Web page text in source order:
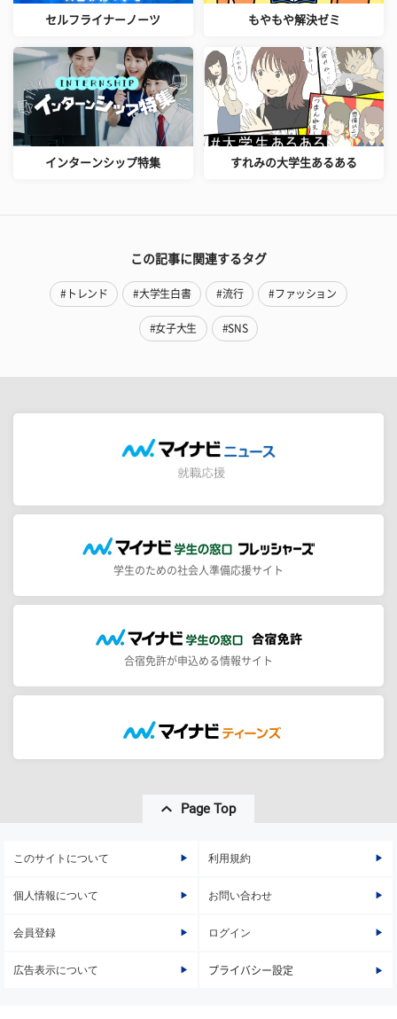
セルフライナーノーツ もやもや解決ゼミ
インターンシップ特集 すれみの大学生あるある
この記事に関連するタグ
#トレンド #大学生白書 #流行 #ファッション
#女子大生 #SNS
学生のための社会人準備応援サイト
合宿免許が申込める情報サイト
Page Top
このサイトについて 利用規約
個人情報について お問い合わせ
会員登録 ログイン
広告表示について プライバシー設定